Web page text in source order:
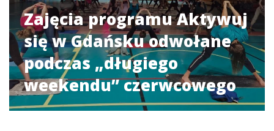
Zajęcia programu Aktywuj
się w Gdańsku odwołane
podczas „długiego
weekendu” czerwcowego